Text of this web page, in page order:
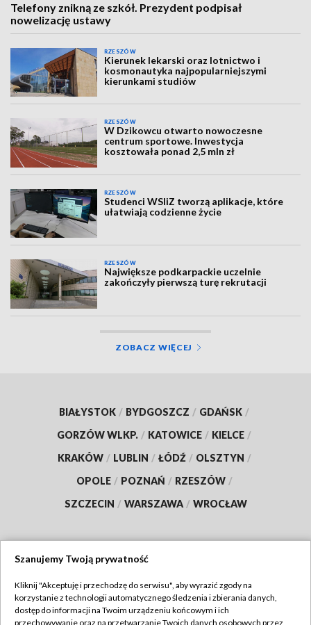
Telefony znikną ze szkół. Prezydent podpisał
nowelizację ustawy
RZESZÓW
Kierunek lekarski oraz lotnictwo i
kosmonautyka najpopularniejszymi
kierunkami studiów
RZESZÓW
W Dzikowcu otwarto nowoczesne
centrum sportowe. Inwestycja
kosztowała ponad 2,5 mln zł
RZESZÓW
Studenci WSIiZ tworzą aplikacje, które
ułatwiają codzienne życie
RZESZÓW
Największe podkarpackie uczelnie
zakończyły pierwszą turę rekrutacji
ZOBACZ WIĘCEJ
BIAŁYSTOK / BYDGOSZCZ / GDAŃSK /
GORZÓW WLKP. / KATOWICE / KIELCE /
KRAKÓW / LUBLIN / ŁÓDŹ / OLSZTYN /
OPOLE / POZNAŃ / RZESZÓW /
SZCZECIN / WARSZAWA / WROCŁAW
TVP
Szanujemy Twoją prywatność
Kliknij "Akceptuję i przechodzę do serwisu", aby wyrazić zgody na
korzystanie z technologii automatycznego śledzenia i zbierania danych,
dostęp do informacji na Twoim urządzeniu końcowym i ich
przechowywanie oraz na przetwarzanie Twoich danych osobowych przez